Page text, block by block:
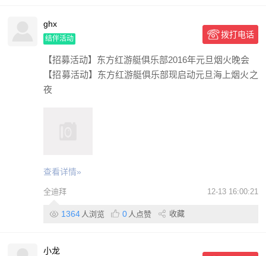
ghx
结伴活动 拨打电话
【招募活动】东方红游艇俱乐部2016年元旦烟火晚会
【招募活动】东方红游艇俱乐部现启动元旦海上烟火之
夜
查看详情»
全迪拜 12-13 16:00:21
1364 人浏览 0 人点赞 收藏
小龙